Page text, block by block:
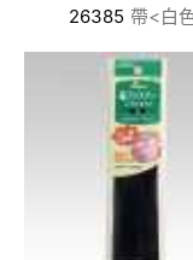
26385 帶<白